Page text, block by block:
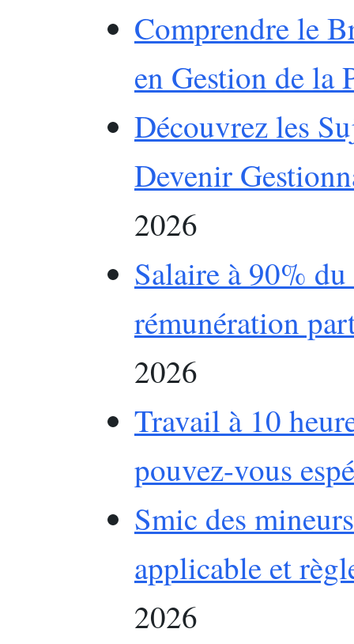
Comprendre le
en Gestion de la
Découvrez les
Devenir
2026
Salaire à 90%
rémunération
2026
Travail à 10
pouvez-vous
Smic des
applicable et
2026